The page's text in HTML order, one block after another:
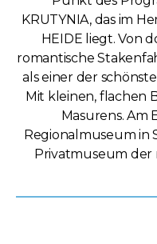
KRUTYNIA, das im
HEIDE liegt. Von
romantische
als einer der
Mit kleinen, flachen
Masurens. Am
Regionalmuseum in
Privatmuseum der